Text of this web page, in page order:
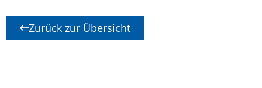
Zurück zur Übersicht